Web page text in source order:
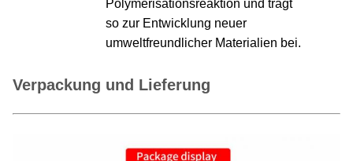
Polymerisationsreaktion und trägt
so zur Entwicklung neuer
umweltfreundlicher Materialien bei.
Verpackung und Lieferung